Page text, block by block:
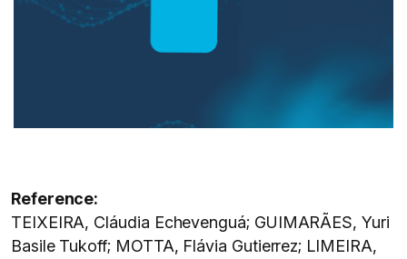
Reference:
TEIXEIRA, Cláudia Echevenguá; GUIMARÃES, Yuri
Basile Tukoff; MOTTA, Flávia Gutierrez; LIMEIRA,